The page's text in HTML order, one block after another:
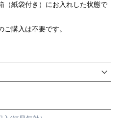
（紙袋付き）にお入れした状態で
購入は不要です。